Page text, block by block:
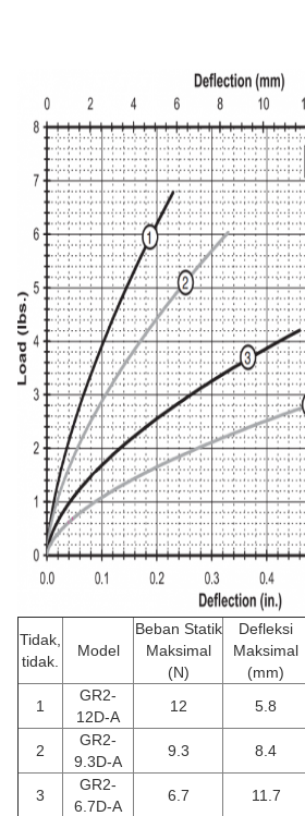
Tidak,
tidak.
Model
Beban Statik
Maksimal
(N)
Defleksi
Maksimal
(mm)
1
GR2-
12D-A
12 5.8
2
GR2-
9.3D-A
9.3 8.4
3
GR2-
6.7D-A
6.7 11.7